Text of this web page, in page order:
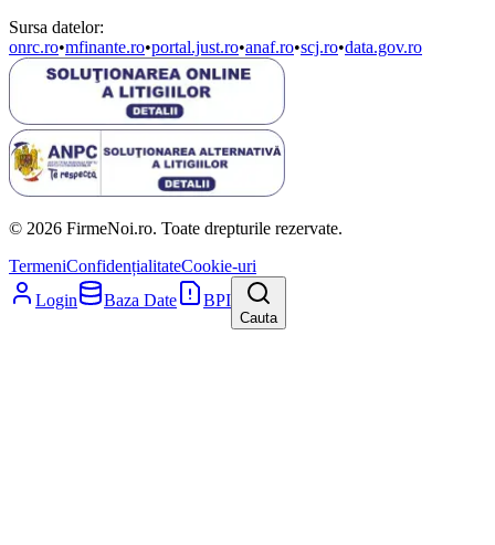
Sursa datelor:
onrc.ro•mfinante.ro•portal.just.ro•anaf.ro•scj.ro•data.gov.ro
© 2026 FirmeNoi.ro. Toate drepturile rezervate.
TermeniConfidențialitateCookie-uri
Login
Baza Date BPI
Cauta